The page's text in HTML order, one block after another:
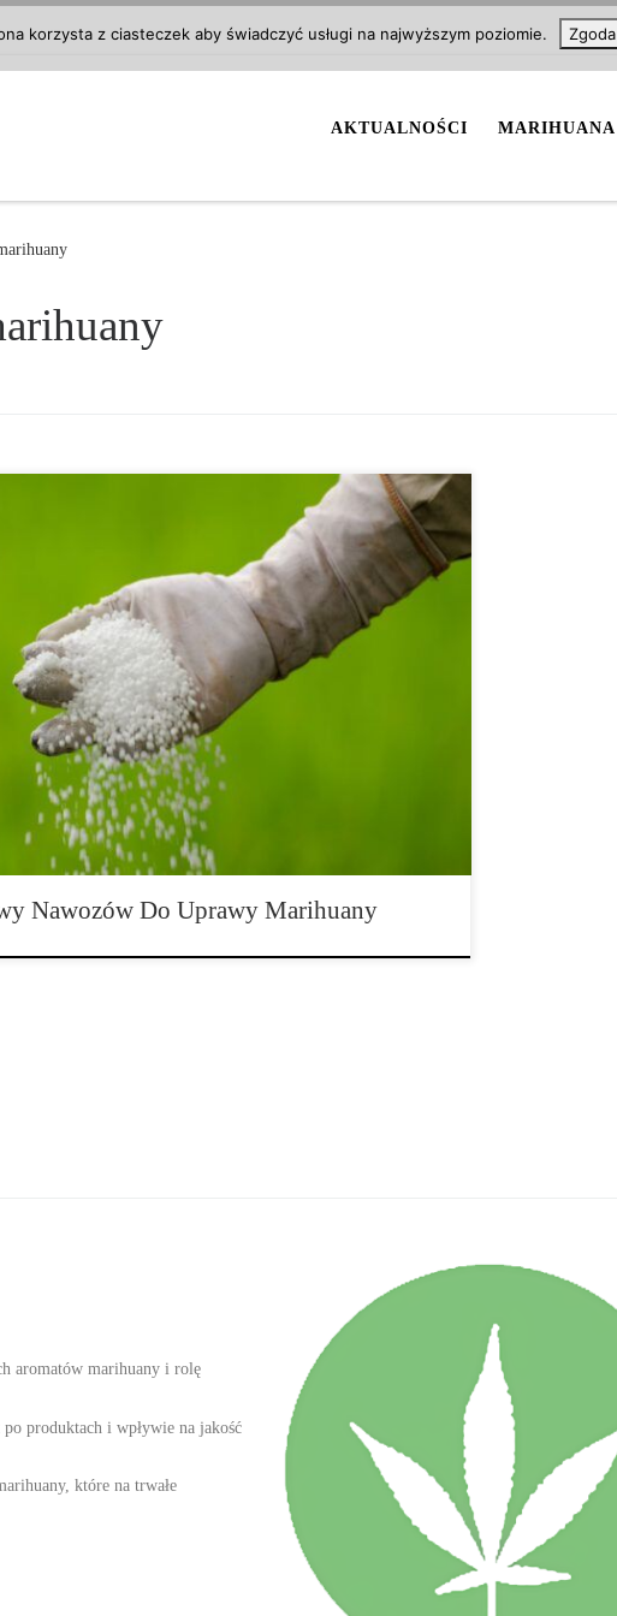
AKTUALNOŚCI MARIHUANA
na rozległych uprawach w ciągu ostatnich dziesięcioleci
zarówno w glebie, jak i w atmosferze, co zaczyna być
Podczas gdy z licznych badań wiadomo, że nadmierne
mineralnych) niszczy podłoże pod przyszłe uprawy,
to […]
Nawozów Do Uprawy Marihuany
aromatów marihuany i rolę
produktach i wpływie na jakość
które na trwałe
korzysta z ciasteczek aby świadczyć usługi na najwyższym poziomie. Zgoda